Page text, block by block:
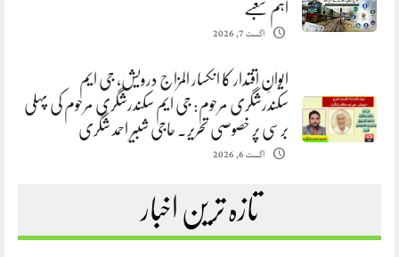
اہم شعبے
اگست 7, 2026
ایوانِ اقتدار کا انکسار المزاج درویش، جی ایم
سکندرشگری مرحوم: جی ایم سکندرشگری مرحوم کی پہلی
برسی پر خصوصی تحریر. حاجی شبیر احمد شگری
اگست 6, 2026
تازہ ترین اخبار